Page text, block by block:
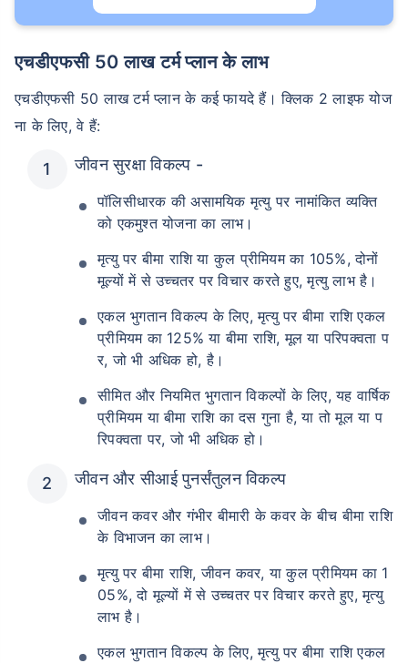
एचडीएफसी 50 लाख टर्म प्लान के लाभ
एचडीएफसी 50 लाख टर्म प्लान के कई फायदे हैं। क्लिक 2 लाइफ योज
ना के लिए, वे हैं:
जीवन सुरक्षा विकल्प -
पॉलिसीधारक की असामयिक मृत्यु पर नामांकित व्यक्ति
को एकमुश्त योजना का लाभ।
मृत्यु पर बीमा राशि या कुल प्रीमियम का 105%, दोनों
मूल्यों में से उच्चतर पर विचार करते हुए, मृत्यु लाभ है।
एकल भुगतान विकल्प के लिए, मृत्यु पर बीमा राशि एकल
प्रीमियम का 125% या बीमा राशि, मूल या परिपक्वता प
र, जो भी अधिक हो, है।
सीमित और नियमित भुगतान विकल्पों के लिए, यह वार्षिक
प्रीमियम या बीमा राशि का दस गुना है, या तो मूल या प
रिपक्वता पर, जो भी अधिक हो।
जीवन और सीआई पुनर्संतुलन विकल्प
जीवन कवर और गंभीर बीमारी के कवर के बीच बीमा राशि
के विभाजन का लाभ।
मृत्यु पर बीमा राशि, जीवन कवर, या कुल प्रीमियम का 1
05%, दो मूल्यों में से उच्चतर पर विचार करते हुए, मृत्यु
लाभ है।
एकल भुगतान विकल्प के लिए, मृत्यु पर बीमा राशि एकल